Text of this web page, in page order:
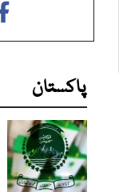
پاکستان